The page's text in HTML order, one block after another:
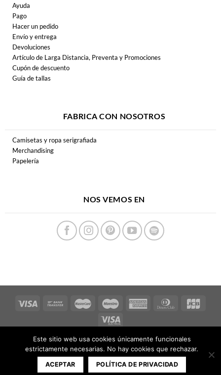
Ayuda
Pago
Hacer un pedido
Envío y entrega
Devoluciones
Artículo de Larga Distancia, Preventa y Promociones
Cupón de descuento
Guía de tallas
FABRICA CON NOSOTROS
Camisetas y ropa serigrafiada
Merchandising
Papelería
NOS VEMOS EN
Copyright 2026 ©FERPECTAMENTE
Este sitio web usa cookies únicamente funcionales
estrictamente necesarias. No hay cookies que rechazar.
ACEPTAR POLÍTICA DE PRIVACIDAD